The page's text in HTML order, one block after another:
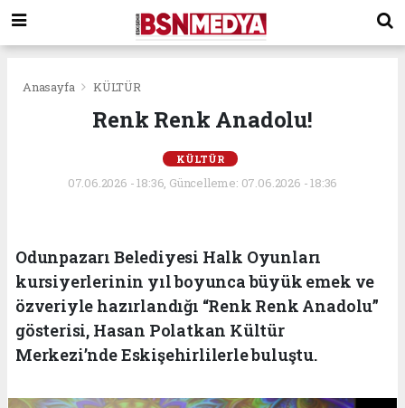
Anasayfa KÜLTÜR
Renk Renk Anadolu!
KÜLTÜR
07.06.2026 - 18:36, Güncelleme: 07.06.2026 - 18:36
Odunpazarı Belediyesi Halk Oyunları
kursiyerlerinin yıl boyunca büyük emek ve
özveriyle hazırlandığı “Renk Renk Anadolu”
gösterisi, Hasan Polatkan Kültür
Merkezi’nde Eskişehirlilerle buluştu.